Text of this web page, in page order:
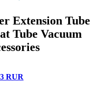
Extension Tube
Tube Vacuum
RUR